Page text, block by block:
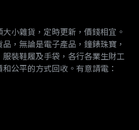
小雜貨，定時更新，價錢相宜。
，無論是電子產品，鐘錶珠寶，
裝鞋履及手袋，各行各業生財工
公平的方式回收。有意請電：